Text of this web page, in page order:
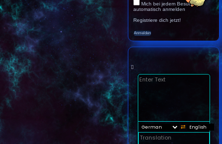
Mich bei jedem Besuch
automatisch anmelden
Registriere dich jetzt!